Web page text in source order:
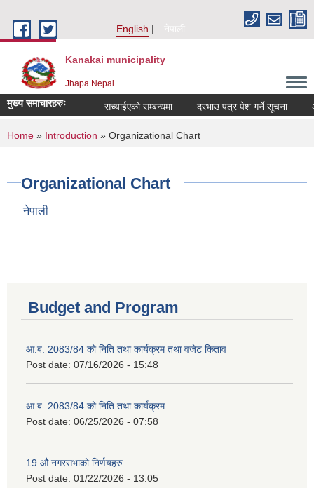
English
नेपाली
Kanakai municipality
Jhapa Nepal
मुख्य समाचारहरुः सच्याईएको सम्बन्धमा दरभाउ पत्र पेश गर्ने सूचना
You are here
Home » Introduction » Organizational Chart
Organizational Chart
नेपाली
Budget and Program
आ.ब. 2083/84 को निति तथा कार्यक्रम तथा वजेट किताव
Post date: 07/16/2026 - 15:48
आ.ब. 2083/84 को निति तथा कार्यक्रम
Post date: 06/25/2026 - 07:58
19 औ नगरसभाको निर्णयहरु
Post date: 01/22/2026 - 13:05